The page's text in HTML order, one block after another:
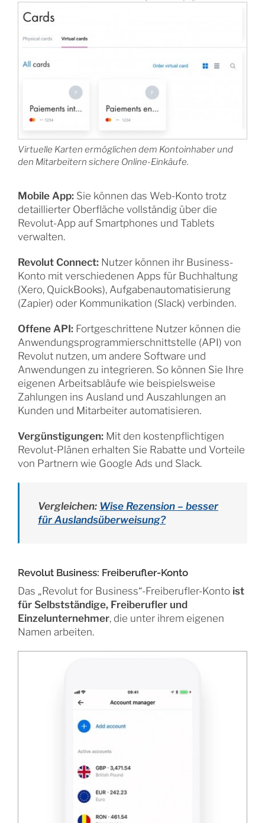
Virtuelle Karten ermöglichen dem Kontoinhaber und
den Mitarbeitern sichere Online-Einkäufe.
Mobile App:Sie können das Web-Konto trotz
detaillierter Oberfläche vollständig über die
Revolut-App auf Smartphones und Tablets
verwalten.
Revolut Connect:Nutzer können ihr Business-
Konto mit verschiedenen Apps für Buchhaltung
(Xero, QuickBooks), Aufgabenautomatisierung
(Zapier) oder Kommunikation (Slack) verbinden.
Offene API:Fortgeschrittene Nutzer können die
Anwendungsprogrammierschnittstelle (API) von
Revolut nutzen, um andere Software und
Anwendungen zu integrieren. So können Sie Ihre
eigenen Arbeitsabläufe wie beispielsweise
Zahlungen ins Ausland und Auszahlungen an
Kunden und Mitarbeiter automatisieren.
Vergünstigungen:Mit den kostenpflichtigen
Revolut-Plänen erhalten Sie Rabatte und Vorteile
von Partnern wie Google Ads und Slack.
Vergleichen: Wise Rezension – besser
für Auslandsüberweisung?
Revolut Business: Freiberufler-Konto
Das „Revolut for Business“-Freiberufler-Konto ist
für Selbstständige, Freiberufler und
Einzelunternehmer, die unter ihrem eigenen
Namen arbeiten.